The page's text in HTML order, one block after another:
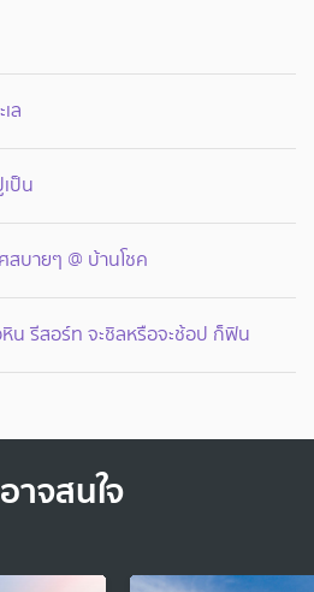
ล
ป็น
บายๆ @ บ้านโชค
น รีสอร์ท จะชิลหรือจะช้อป ก็ฟิน
จสนใจ